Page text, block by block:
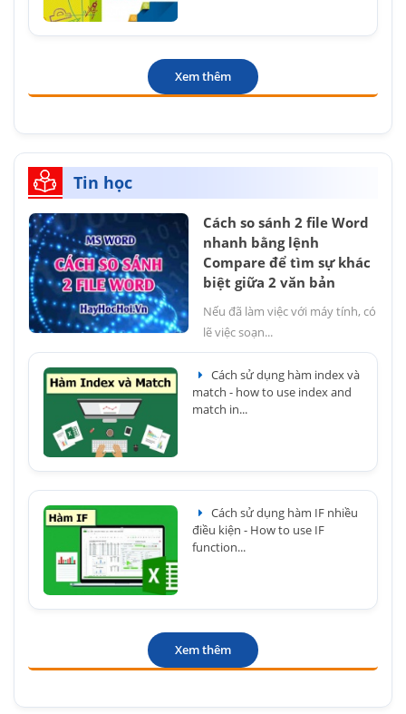
Xem thêm
Tin học
Cách so sánh 2 file Word
nhanh bằng lệnh
Compare để tìm sự khác
biệt giữa 2 văn bản
Nếu đã làm việc với máy tính, có
lẽ việc soạn...
Cách sử dụng hàm index và
match - how to use index and
match in...
Cách sử dụng hàm IF nhiều
điều kiện - How to use IF
function...
Xem thêm